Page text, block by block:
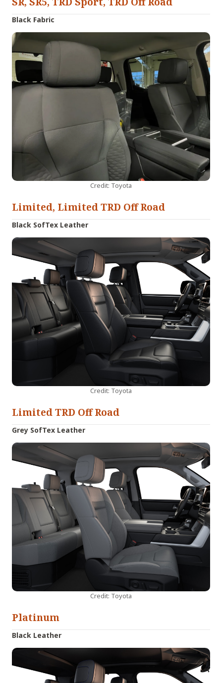
Black Fabric
Credit: Toyota
Limited, Limited TRD Off Road
Black SofTex Leather
Credit: Toyota
Limited TRD Off Road
Grey SofTex Leather
Credit: Toyota
Platinum
Black Leather